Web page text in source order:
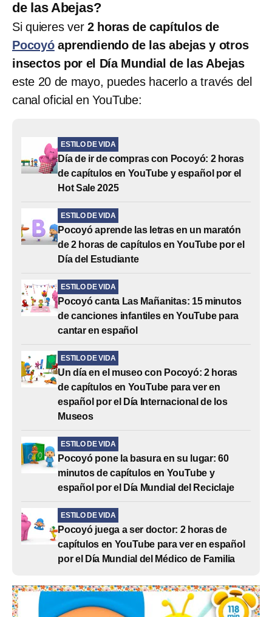
de las Abejas?
Si quieres ver 2 horas de capítulos de
Pocoyóaprendiendo de las abejas y otros
insectos por el Día Mundial de las Abejas
este 20 de mayo, puedes hacerlo a través del
canal oficial en YouTube:
ESTILO DE VIDA
Día de ir de compras con Pocoyó: 2 horas
de capítulos en YouTube y español por el
Hot Sale 2025
ESTILO DE VIDA
Pocoyó aprende las letras en un maratón
de 2 horas de capítulos en YouTube por el
Día del Estudiante
ESTILO DE VIDA
Pocoyó canta Las Mañanitas: 15 minutos
de canciones infantiles en YouTube para
cantar en español
ESTILO DE VIDA
Un día en el museo con Pocoyó: 2 horas
de capítulos en YouTube para ver en
español por el Día Internacional de los
Museos
ESTILO DE VIDA
Pocoyó pone la basura en su lugar: 60
minutos de capítulos en YouTube y
español por el Día Mundial del Reciclaje
ESTILO DE VIDA
Pocoyó juega a ser doctor: 2 horas de
capítulos en YouTube para ver en español
por el Día Mundial del Médico de Familia